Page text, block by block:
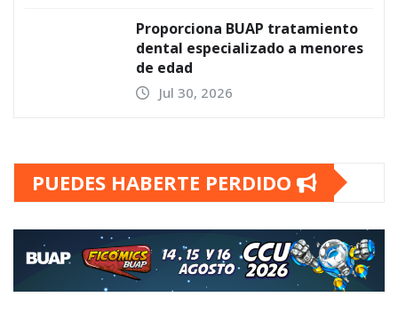
Proporciona BUAP tratamiento
dental especializado a menores
de edad
Jul 30, 2026
PUEDES HABERTE PERDIDO